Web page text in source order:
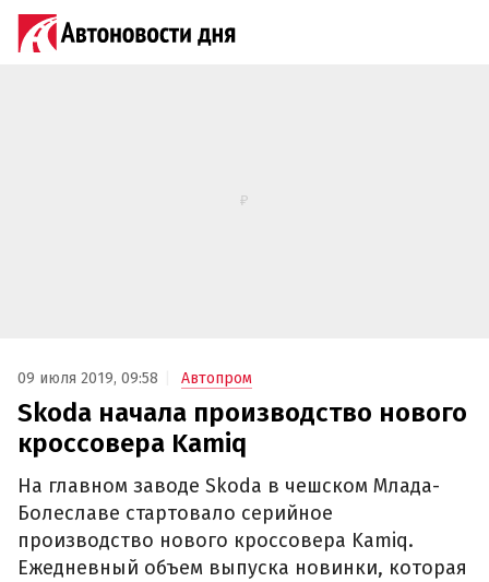
09 июля 2019, 09:58 Автопром
Skoda начала производство нового
кроссовера Kamiq
На главном заводе Skoda в чешском Млада-
Болеславе стартовало серийное
производство нового кроссовера Kamiq.
Ежедневный объем выпуска новинки, которая